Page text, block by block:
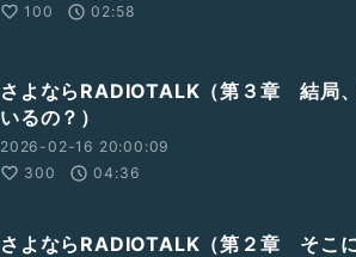
100
02:58
さよならRADIOTALK（第３章 結局
いるの？）
2026-02-16 20:00:09
300
04:36
さよならRADIOTALK（第２章 そこ